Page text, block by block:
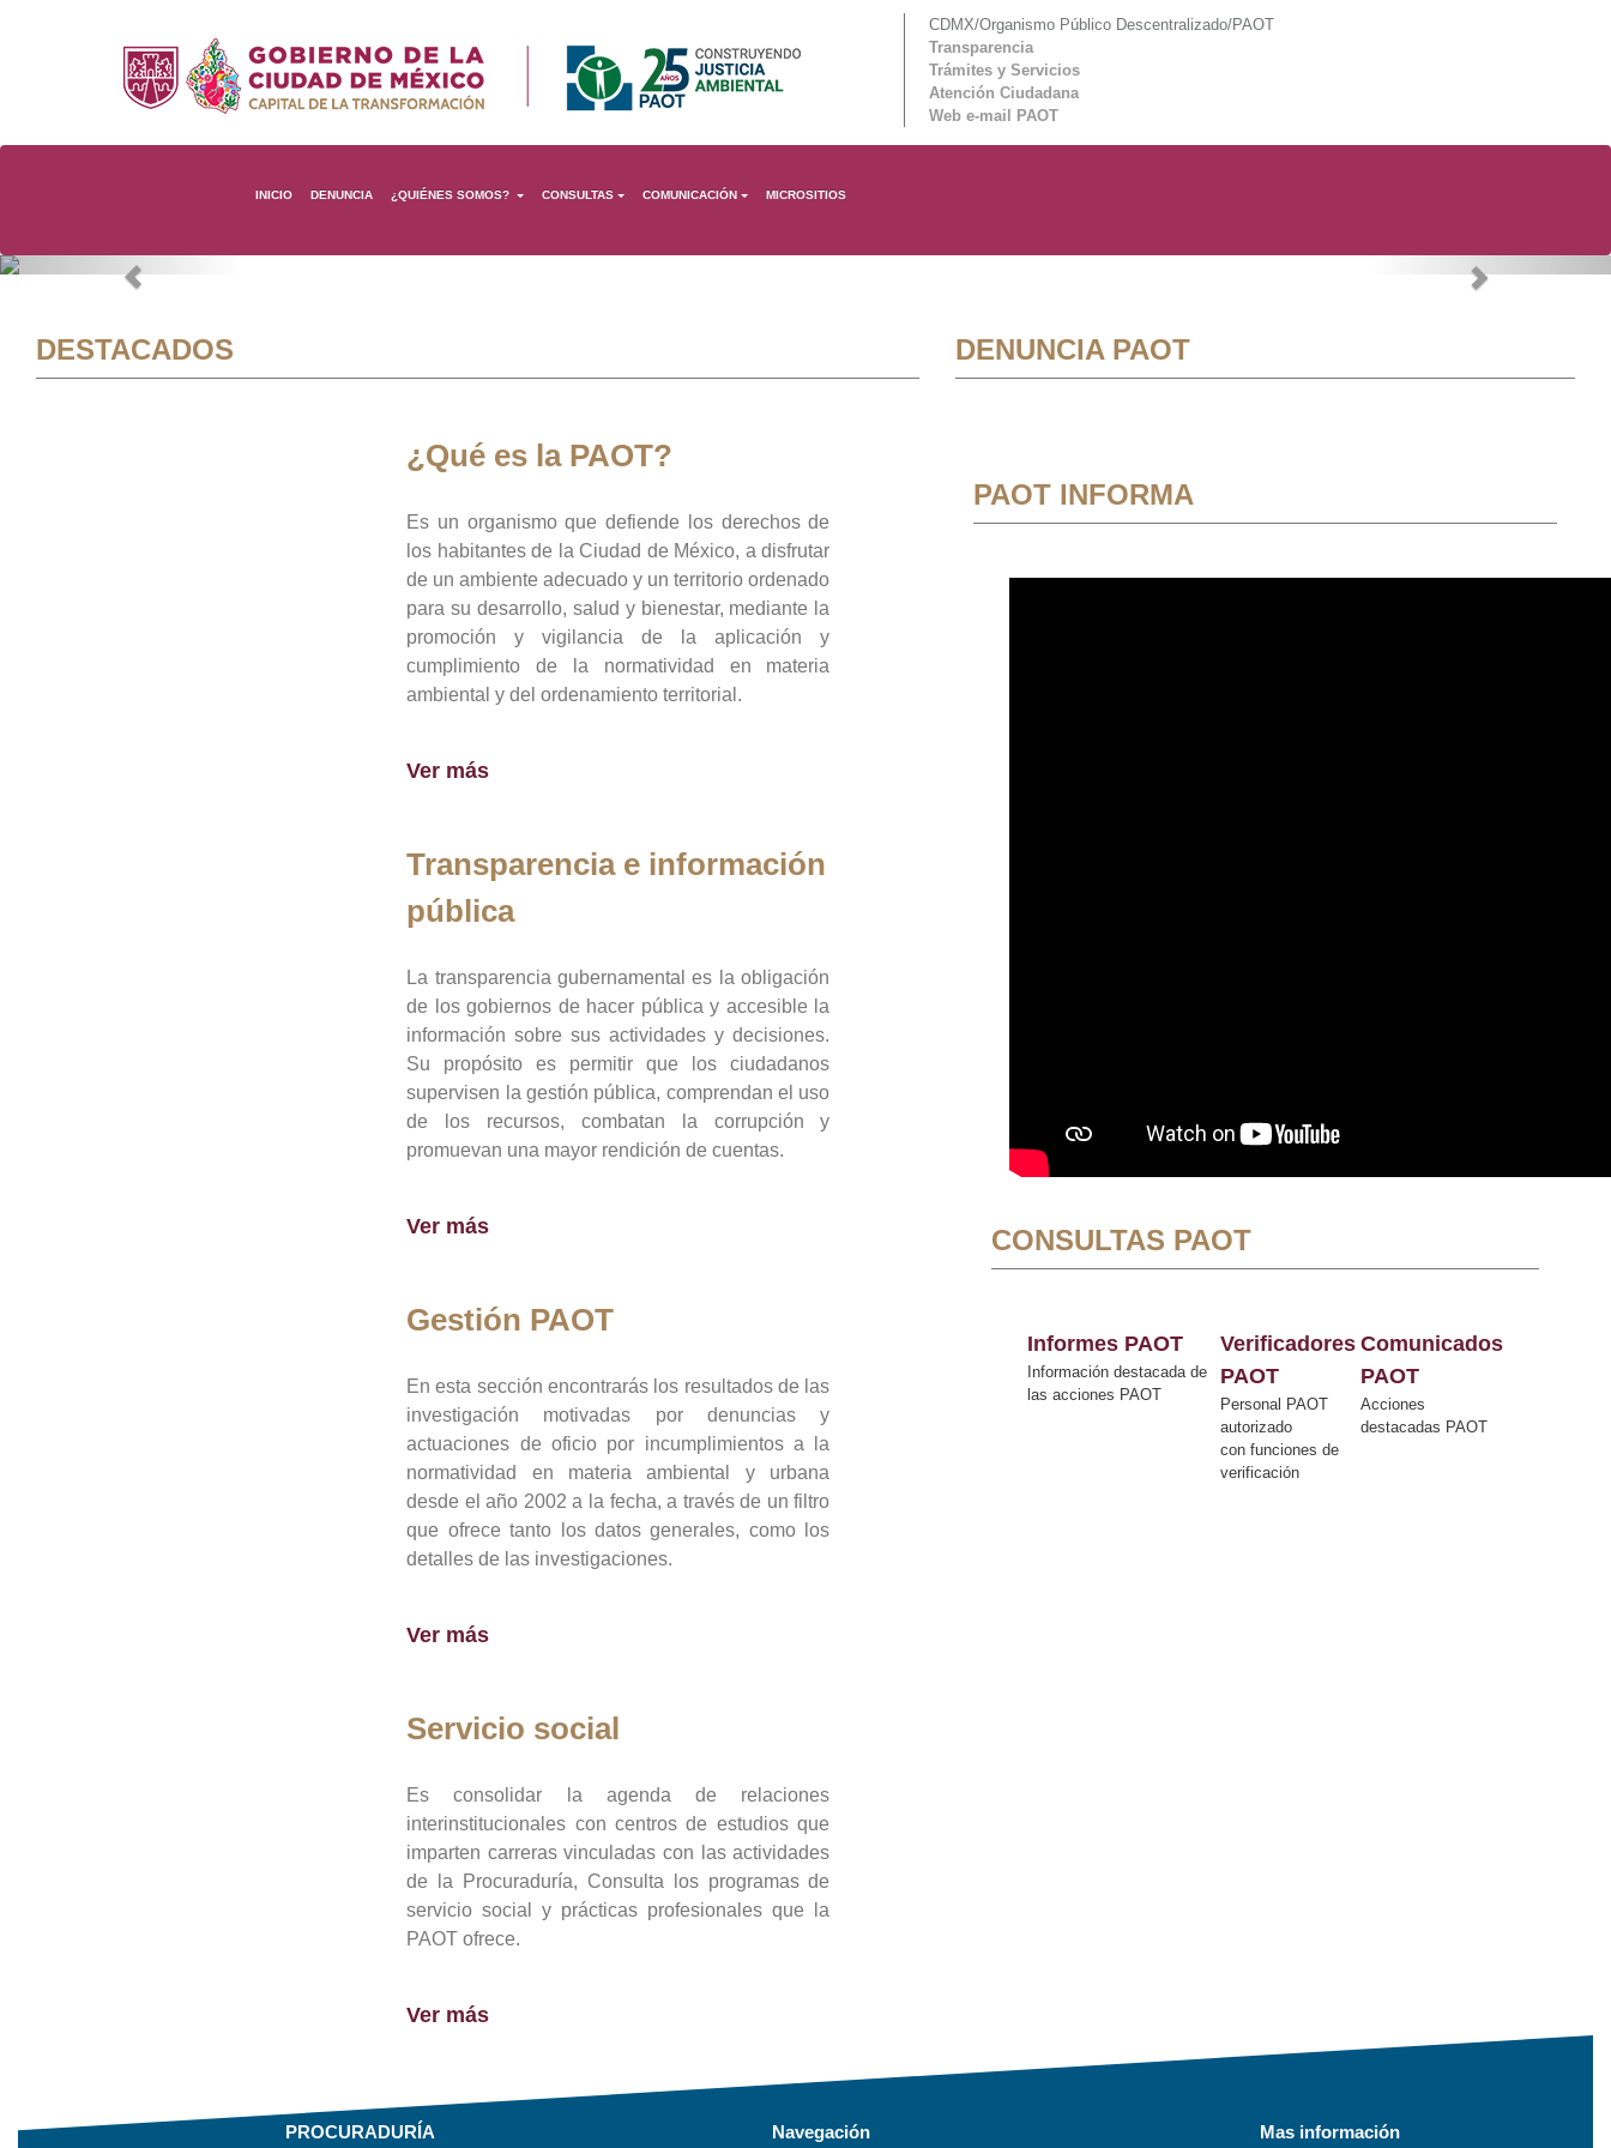
CDMX/Organismo Público Descentralizado/PAOT
Transparencia
Trámites y Servicios
Atención Ciudadana
Web e-mail PAOT
INICIO DENUNCIA ¿QUIÉNES SOMOS? CONSULTAS COMUNICACIÓN MICROSITIOS
Previous Next
DESTACADOS
¿Qué es la PAOT?
Es un organismo que defiende los derechos de
los habitantes de la Ciudad de México, a disfrutar
de un ambiente adecuado y un territorio ordenado
para su desarrollo, salud y bienestar, mediante la
promoción y vigilancia de la aplicación y
cumplimiento de la normatividad en materia
ambiental y del ordenamiento territorial.
Ver más
Transparencia e información
pública
La transparencia gubernamental es la obligación
de los gobiernos de hacer pública y accesible la
información sobre sus actividades y decisiones.
Su propósito es permitir que los ciudadanos
supervisen la gestión pública, comprendan el uso
de los recursos, combatan la corrupción y
promuevan una mayor rendición de cuentas.
Ver más
Gestión PAOT
En esta sección encontrarás los resultados de las
investigación motivadas por denuncias y
actuaciones de oficio por incumplimientos a la
normatividad en materia ambiental y urbana
desde el año 2002 a la fecha, a través de un filtro
que ofrece tanto los datos generales, como los
detalles de las investigaciones.
Ver más
Servicio social
Es consolidar la agenda de relaciones
interinstitucionales con centros de estudios que
imparten carreras vinculadas con las actividades
de la Procuraduría, Consulta los programas de
servicio social y prácticas profesionales que la
PAOT ofrece.
Ver más
DENUNCIA PAOT
PAOT INFORMA
CONSULTAS PAOT
Informes PAOT
Información destacada de
las acciones PAOT
Verificadores
PAOT
Personal PAOT
autorizado
con funciones de
verificación
Comunicados
PAOT
Acciones
destacadas PAOT
PROCURADURÍA Navegación Mas información